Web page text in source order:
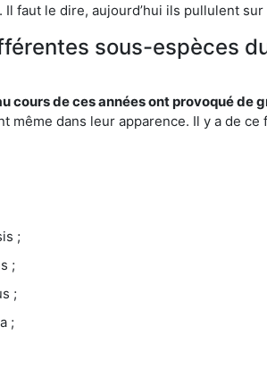
faut le dire, aujourd’hui ils pullulent
sous-espèces
cours de ces années ont provoqué
même dans leur apparence. Il y a de
;
;
;
;